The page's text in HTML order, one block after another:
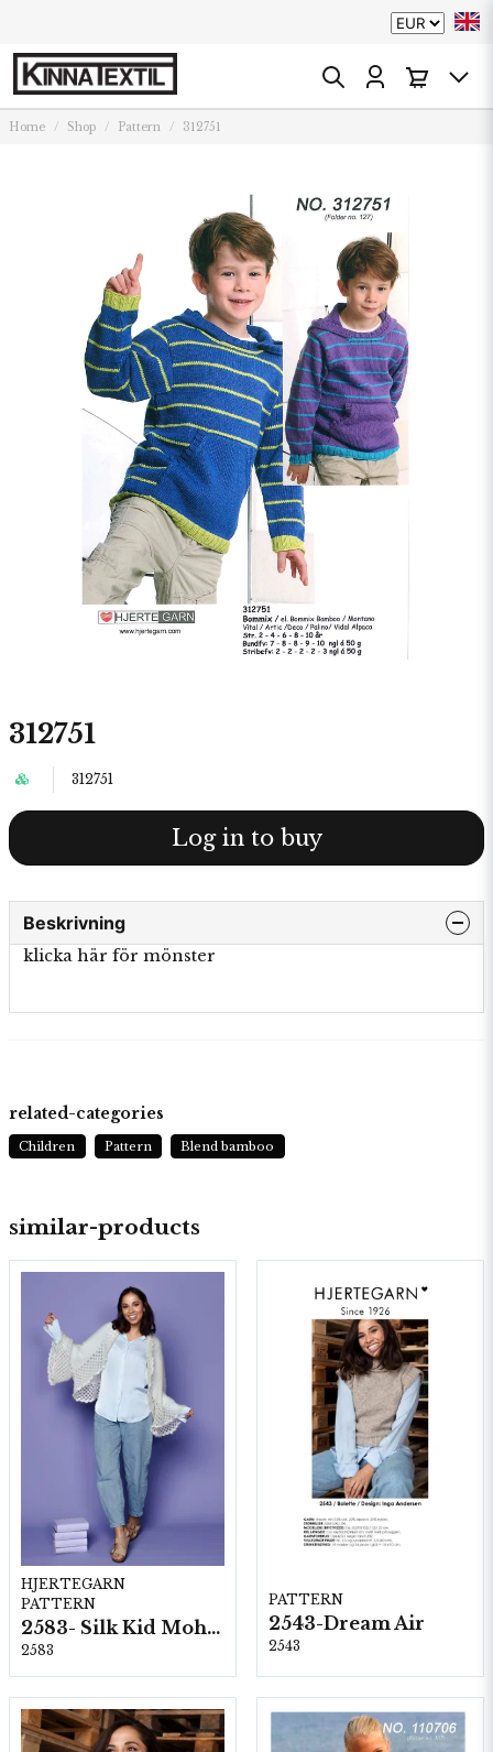
Home Shop Pattern 312751
312751
312751
Log in to buy
Beskrivning
klicka här för mönster
similar-products
HJERTEGARN
PATTERN
2583- Silk Kid Mohair
2583
PATTERN
2543-Dream Air
2543
related-categories
Children Pattern Blend bamboo